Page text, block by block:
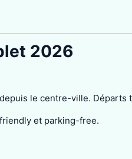
2026
le centre-ville. Départs
et parking-free.